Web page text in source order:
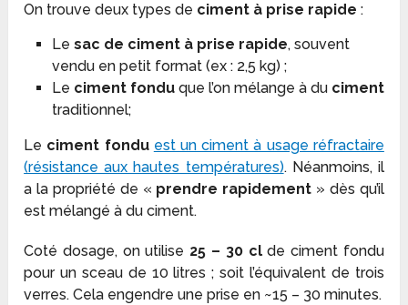
On trouve deux types de ciment à prise rapide :
Le sac de ciment à prise rapide, souvent
vendu en petit format (ex : 2,5 kg) ;
Le ciment fonduque l’on mélange à du ciment
traditionnel;
Le ciment fondu est un ciment à usage réfractaire
(résistance aux hautes températures). Néanmoins, il
a la propriété de « prendre rapidement » dès qu’il
est mélangé à du ciment.
Coté dosage, on utilise 25 – 30 clde ciment fondu
pour un sceau de 10 litres ; soit l’équivalent de trois
verres. Cela engendre une prise en ~15 – 30 minutes.